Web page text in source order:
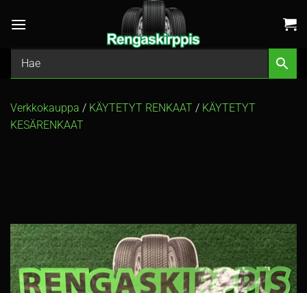
Verkkokauppa / KÄYTETYT RENKAAT / KÄYTETYT
KESÄRENKAAT